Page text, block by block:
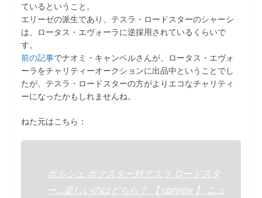
ているということ。
エリーゼの派生であり、テスラ・ロードスターのシャーシ
は、ロータス・エヴォーラに逆採用されているくらいで
す。
前の記事でナオミ・キャンベルさんが、ロータス・エヴォ
ーラをチャリティーオークションに出品中ということでし
たが、テスラ・ロードスターの方がよりエコなチャリティ
ーになったかもしれませんね。
ねた元はこちら：
ポルシェ ボクスター対テスラ ロードスタ
ー…楽しいのはどちら？ 【 carview 】 ニュ